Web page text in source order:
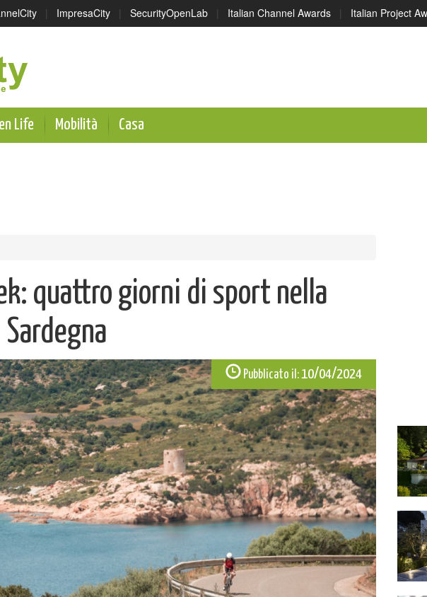
| ImpresaCity | SecurityOpenLab | Italian Channel Awards | Italian Project
Life Mobilità Casa
quattro giorni di sport nella
Pubblicato il:10/04/2024